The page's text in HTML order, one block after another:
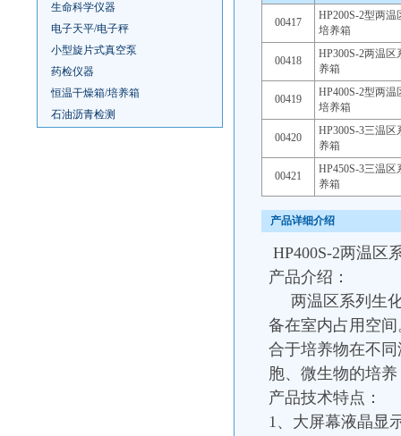
生命科学仪器
电子天平/电子秤
小型旋片式真空泵
药检仪器
恒温干燥箱/培养箱
石油沥青检测
00417
HP200S-2型两温
培养箱
00418
HP300S-2两温区
养箱
00419
HP400S-2型两温
培养箱
00420
HP300S-3三温区
养箱
00421
HP450S-3三温区
养箱
产品详细介绍
HP400S-2两温区
产品介绍：
两温区系列生化
备在室内占用空
合于培养物在不
胞、微生物的培
产品技术特点：
1、大屏幕液晶显